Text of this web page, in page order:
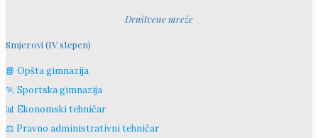
Društvene mreže
Smjerovi (IV stepen)
📘 Opšta gimnazija
🏃 Sportska gimnazija
📊 Ekonomski tehničar
⚖️ Pravno administrativni tehničar